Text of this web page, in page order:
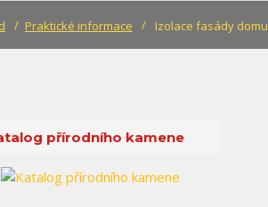
Praktické informace Izolace fasády domu
přírodního kamene